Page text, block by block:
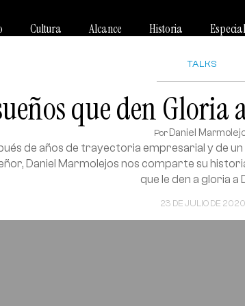
Cultura Alcance Historia
TALKS
que den
Por Daniel
23 DE JULIO DE 2020
de años de trayectoria empresarial y de
Daniel Marmolejos nos comparte su
que le den a gloria a